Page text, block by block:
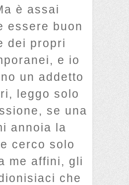
è assai
essere buon
dei propri
e io
un addetto
leggo solo
se una
annoia la
cerco solo
me affini, gli
che